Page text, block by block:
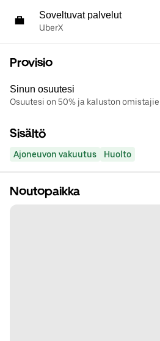
Soveltuvat palvelut
UberX
Provisio
Sinun osuutesi
Osuutesi on 50% ja kaluston
Sisältö
Ajoneuvon vakuutus Huolto
Noutopaikka